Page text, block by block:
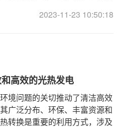
2023-11-23 10:50:18
高效的光热发电
境问题的关切推动了清洁高效
广泛分布、环保、丰富资源和
转换是重要的利用方式，涉及